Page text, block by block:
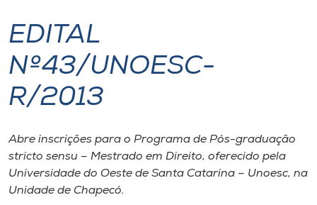
Internacionalização
I.nova
Cultura
EDITAL
Nº43/UNOESC-
R/2013
Abre inscrições para o Programa de Pós-graduação
stricto sensu – Mestrado em Direito, oferecido pela
Universidade do Oeste de Santa Catarina – Unoesc, na
Unidade de Chapecó.